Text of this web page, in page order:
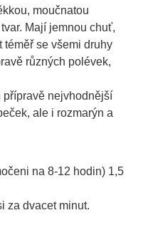
moučnatou
Mají jemnou chuť,
téměř se všemi druhy
různých polévek,
přípravě nejvhodnější
ale i rozmarýn a
na 8-12 hodin) 1,5
za dvacet minut.